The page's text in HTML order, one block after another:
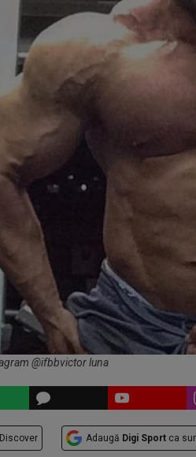
@ifbbvictor luna
Adaugă Digi Sport ca